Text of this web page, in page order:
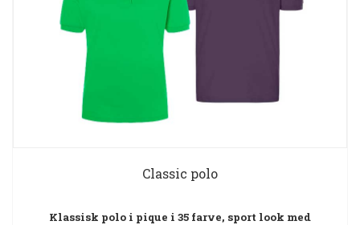
Classic polo
Klassisk polo i pique i 35 farve, sport look med